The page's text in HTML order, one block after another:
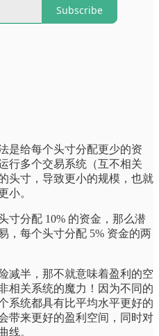
Subscribe
是给每个头寸分配更少的资
行多个交易系统（互不相关
头寸，导致更小的规模，也就
小。
寸分配 10% 的资金，那么潜
，每个头寸分配 5% 资金的两
减半，那不就意味着盈利的空
相关系统的魔力！因为不同的
系统都具有比平均水平更好的
带来更好的盈利空间，同时对
线。